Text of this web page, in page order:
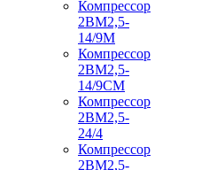
Компрессор
2ВМ2,5-
14/9М
Компрессор
2ВМ2,5-
14/9СМ
Компрессор
2ВМ2,5-
24/4
Компрессор
2ВМ2,5-